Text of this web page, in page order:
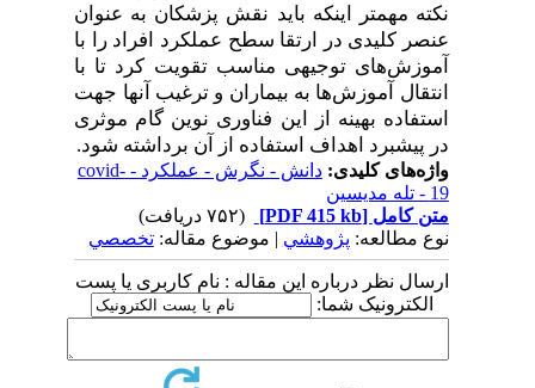
نکته مهمتر اینکه باید نقش پزشکان به عنوان
عنصر کلیدی در ارتقا سطح عملکرد افراد را با
آموزشهای توجیهی مناسب تقویت کرد تا با
انتقال آموزشها به بیماران و ترغیب آنها جهت
استفاده بهینه از این فناوری نوین گام موثری
در پیشبرد اهداف استفاده از آن برداشته شود.
واژه‌های کلیدی:
دانش - نگرش - عملکرد - covid-
19 - تله مدیسین
متن کامل[PDF 415 kb]
نوع مطالعه:پژوهشي| موضوع مقاله:تخصصي
ارسال نظر درباره این مقاله : نام کاربری یا پست
الکترونیک شما: